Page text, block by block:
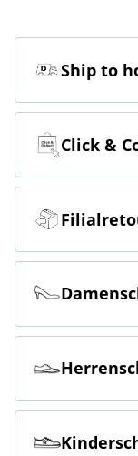
Ship to
In der Filiale
liefern lassen.
Click &
Online
Online bestellen